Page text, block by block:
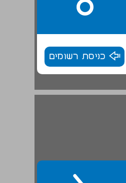
כניסת רשומים